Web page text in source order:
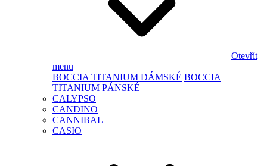
Otevřít
menu
BOCCIA TITANIUM DÁMSKÉ BOCCIA
TITANIUM PÁNSKÉ
CALYPSO
CANDINO
CANNIBAL
CASIO